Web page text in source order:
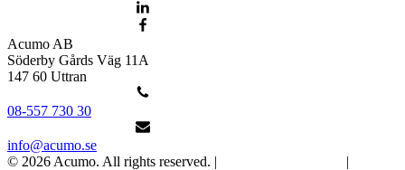
Acumo AB
Söderby Gårds Väg 11A
147 60 Uttran
08-557 730 30
info@acumo.se
© 2026 Acumo. All rights reserved. |
|